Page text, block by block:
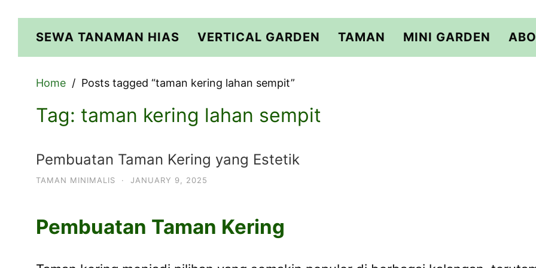
SEWA TANAMAN HIAS VERTICAL GARDEN TAMAN MINI GARDEN
Home Posts tagged “taman kering lahan sempit”
Tag: taman kering lahan sempit
Pembuatan Taman Kering yang Estetik
TAMAN MINIMALIS · JANUARY 9, 2025
Pembuatan Taman Kering